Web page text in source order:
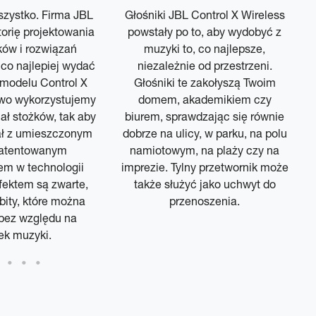
Firma JBL
projektowania
i rozwiązań
najlepiej wydać
Control X
wykorzystujemy
stożków, tak aby
z umieszczonym
w technologii
są zwarte,
które można
względu na
muzyki.
Głośniki JBL Control X Wireless
powstały po to, aby wydobyć z
muzyki to, co najlepsze,
niezależnie od przestrzeni.
Głośniki te zakołyszą Twoim
domem, akademikiem czy
biurem, sprawdzając się równie
dobrze na ulicy, w parku, na polu
namiotowym, na plaży czy na
imprezie. Tylny przetwornik może
także służyć jako uchwyt do
przenoszenia.